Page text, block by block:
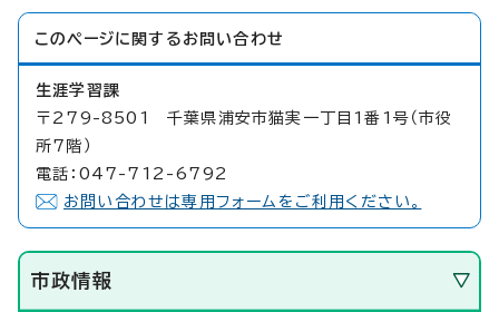
このページに関する お問い合わせ
生涯学習課
〒279-8501 千葉県浦安市猫実一丁目1番1号（市役
所7階）
電話：047-712-6792
お問い合わせは専用フォームをご利用ください。
市政情報